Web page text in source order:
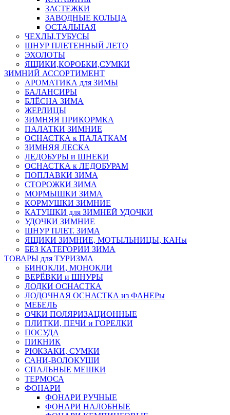
ЗАСТЕЖКИ
ЗАВОДНЫЕ КОЛЬЦА
ОСТАЛЬНАЯ
ЧЕХЛЫ,ТУБУСЫ
ШНУР ПЛЕТЕННЫЙ ЛЕТО
ЭХОЛОТЫ
ЯЩИКИ,КОРОБКИ,СУМКИ
ЗИМНИЙ АССОРТИМЕНТ
АРОМАТИКА для ЗИМЫ
БАЛАНСИРЫ
БЛЁСНА ЗИМА
ЖЕРЛИЦЫ
ЗИМНЯЯ ПРИКОРМКА
ПАЛАТКИ ЗИМНИЕ
ОСНАСТКА к ПАЛАТКАМ
ЗИМНЯЯ ЛЕСКА
ЛЕДОБУРЫ и ШНЕКИ
ОСНАСТКА к ЛЕДОБУРАМ
ПОПЛАВКИ ЗИМА
СТОРОЖКИ ЗИМА
МОРМЫШКИ ЗИМА
КОРМУШКИ ЗИМНИЕ
КАТУШКИ для ЗИМНЕЙ УДОЧКИ
УДОЧКИ ЗИМНИЕ
ШНУР ПЛЕТ. ЗИМА
ЯЩИКИ ЗИМНИЕ, МОТЫЛЬНИЦЫ, КАНы
БЕЗ КАТЕГОРИИ ЗИМА
ТОВАРЫ для ТУРИЗМА
БИНОКЛИ, МОНОКЛИ
ВЕРЁВКИ и ШНУРЫ
ЛОДКИ ОСНАСТКА
ЛОДОЧНАЯ ОСНАСТКА из ФАНЕРы
МЕБЕЛЬ
ОЧКИ ПОЛЯРИЗАЦИОННЫЕ
ПЛИТКИ, ПЕЧИ и ГОРЕЛКИ
ПОСУДА
ПИКНИК
РЮКЗАКИ, СУМКИ
САНИ-ВОЛОКУШИ
СПАЛЬНЫЕ МЕШКИ
ТЕРМОСА
ФОНАРИ
ФОНАРИ РУЧНЫЕ
ФОНАРИ НАЛОБНЫЕ